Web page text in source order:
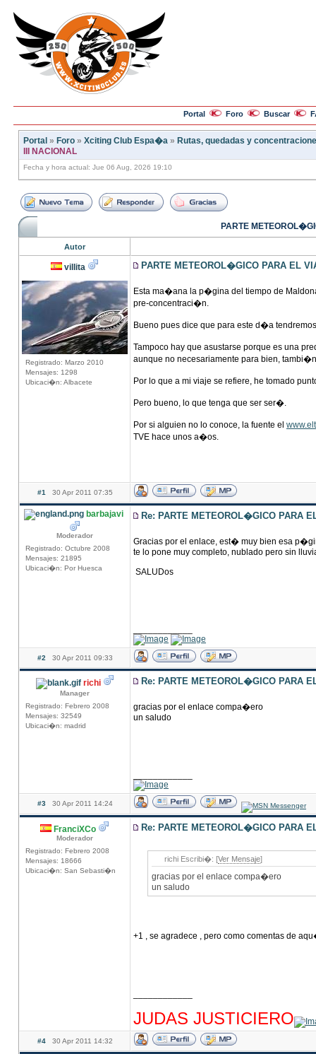
Portal Foro Buscar
Portal » Foro » Xciting Club Espa�a » Rutas, quedadas y
III NACIONAL
Fecha y hora actual: Jue 06 Aug, 2026 19:10
PARTE
Autor
villita
Registrado: Marzo 2010
Mensajes: 1298
Ubicaci�n: Albacete
PARTE METEOROL�GICO PARA EL
Esta ma�ana la p�gina del tiempo de
pre-concentraci�n.
Bueno pues dice que para este d�a
Tampoco hay que asustarse porque es una
aunque no necesariamente para bien,
Por lo que a mi viaje se refiere, he tomado
Pero bueno, lo que tenga que ser ser�.
Por si alguien no lo conoce, la fuente el
TVE hace unos a�os.
#1 30 Apr 2011 07:35
barbajavi
Moderador
Registrado: Octubre 2008
Mensajes: 21895
Ubicaci�n: Por Huesca
Re: PARTE METEOROL�GICO PARA
Gracias por el enlace, est� muy bien esa
te lo pone muy completo, nublado pero sin
SALUDos
#2 30 Apr 2011 09:33
richi
Manager
Registrado: Febrero 2008
Mensajes: 32549
Ubicaci�n: madrid
Re: PARTE METEOROL�GICO PARA
gracias por el enlace compa�ero
un saludo
#3 30 Apr 2011 14:24
FranciXCo
Moderador
Registrado: Febrero 2008
Mensajes: 18666
Ubicaci�n: San Sebasti�n
Re: PARTE METEOROL�GICO PARA
richi Escribi�: [Ver Mensaje]
gracias por el enlace compa�ero
un saludo
+1 , se agradece , pero como comentas de
JUDAS JUSTICIERO
#4 30 Apr 2011 14:32